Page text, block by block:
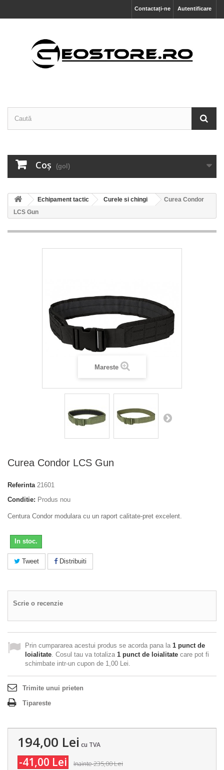
Autentificare
Contactați-ne
Coş (gol)
Echipament tactic Curele si chingi
Curea Condor
LCS Gun
Mareste
Curea Condor LCS Gun
Referinta 21601
Conditie: Produs nou
Centura Condor modulara cu un raport calitate-pret excelent.
In stoc.
Tweet Distribuiti
Scrie o recenzie
Prin cumpararea acestui produs se acorda pana la 1 punct de
loialitate. Cosul tau va totaliza 1 punct de loialitate care pot fi
schimbate intr-un cupon de 1,00 Lei.
Trimite unui prieten
Tipareste
194,00 Lei cu TVA
-41,00 Lei Inainte235,00 Lei